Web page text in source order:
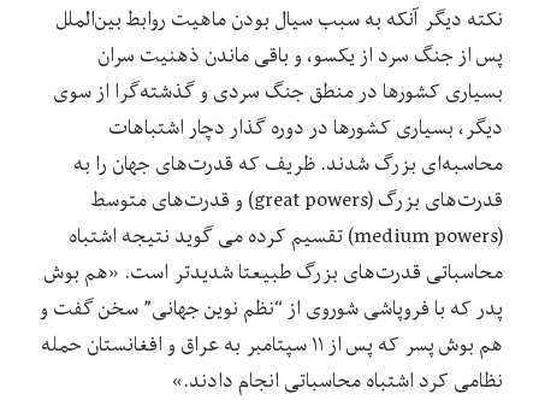
نکته دیگر آنکه به سبب سیال بودن ماهیت روابط بین‌الملل
پس از جنگ سرد از یکسو، و باقی ماندن ذهنیت سران
بسیاری کشورها در منطق جنگ سردی و گذشته‌گرا از سوی
دیگر، بسیاری کشورها در دوره گذار دچار اشتباهات
محاسبه‌ای بزرگ شدند. ظریف که قدرت‌های جهان را به
قدرت‌های بزرگ (great powers) و قدرت‌های متوسط
(medium powers) تقسیم کرده می گوید نتیجه اشتباه
محاسباتی قدرت‌های بزرگ طبیعتا شدیدتر است. «هم بوش
پدر که با فروپاشی شوروی از “نظم نوین جهانی” سخن گفت و
هم بوش پسر که پس از ۱۱ سپتامبر به عراق و افغانستان حمله
نظامی کرد اشتباه محاسباتی انجام دادند.»